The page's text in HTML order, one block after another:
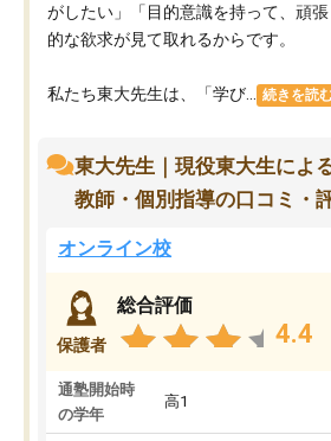
がしたい」「目的意識を持って、頑
的な欲求が見て取れるからです。
私たち東大先生は、「学び... 続きを読
東大先生｜現役東大生によ
教師・個別指導の口コミ・
オンライン校
保護者
総合評価
4.4
通塾開始時
の学年
高1